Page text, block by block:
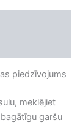
piedzīvojums
meklējiet
garšu